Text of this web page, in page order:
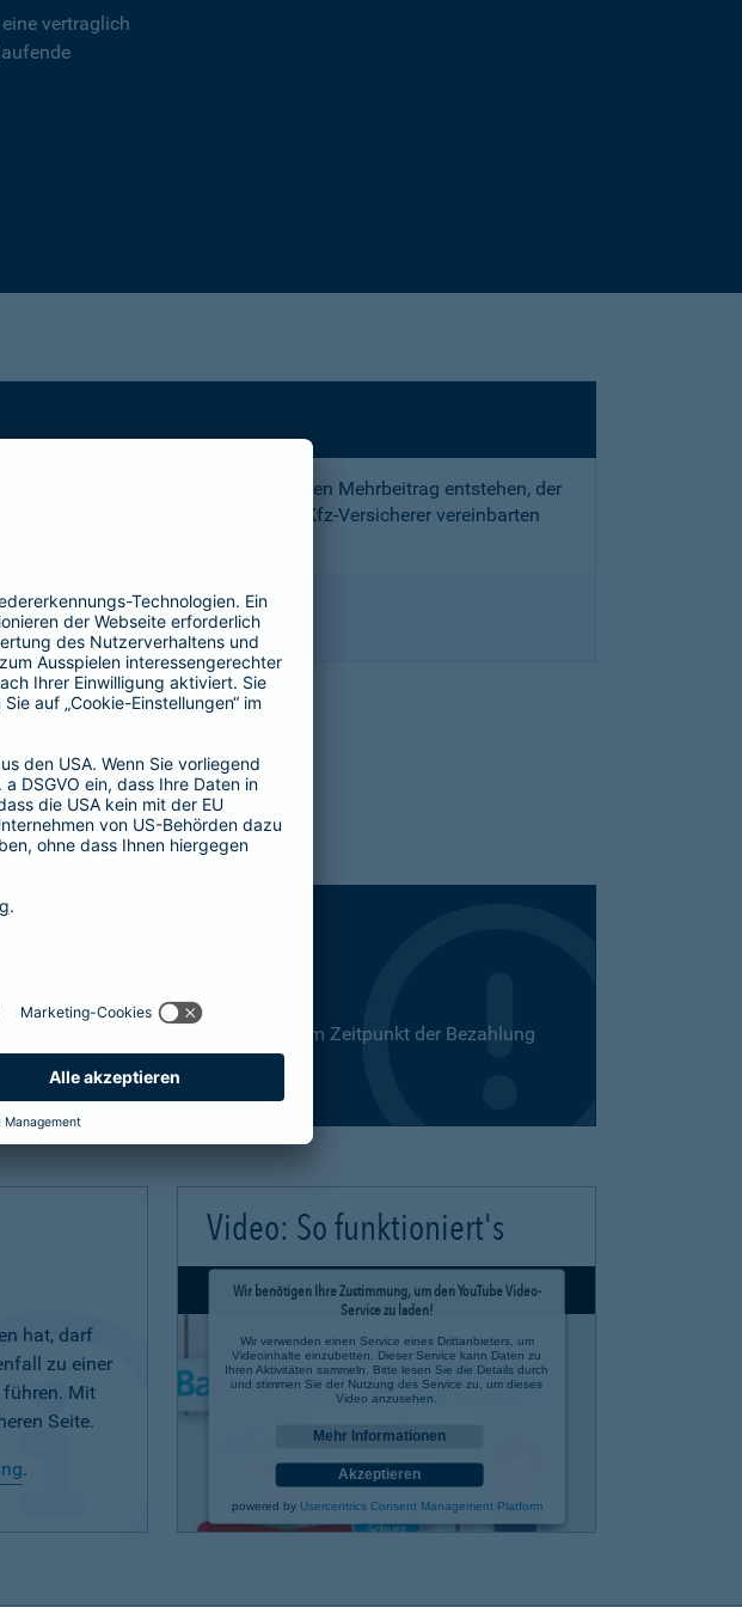
vertraglich
Unfall durch die Vertragsstrafe und den Mehrbeitrag entstehen, der
Erweiterung des mit Ihrem Kfz-Versicherer vereinbarten
Schutz gültig ist. Dies kann zum Zeitpunkt der Bezahlung
hat, darf
zu einer
führen. Mit
Seite.
.
Video: So funktioniert's
Wir benötigen Ihre Zustimmung, um den YouTube Video-
Service zu laden!
Wir verwenden einen Service eines Drittanbieters, um
Videoinhalte einzubetten. Dieser Service kann Daten zu
Ihren Aktivitäten sammeln. Bitte lesen Sie die Details durch
und stimmen Sie der Nutzung des Service zu, um dieses
Video anzusehen.
Mehr Informationen
Akzeptieren
powered by Usercentrics Consent Management Platform